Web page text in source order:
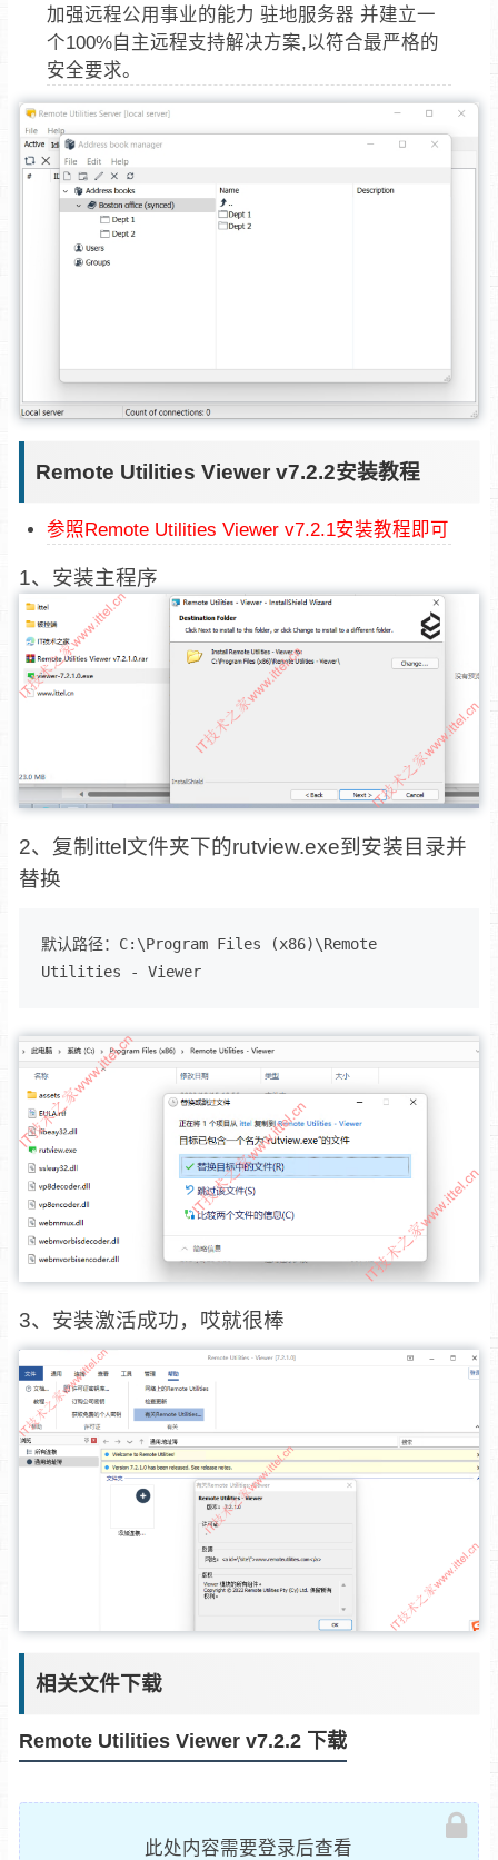
加强远程公用事业的能力 驻地服务器 并建立一
个100%自主远程支持解决方案,以符合最严格的
安全要求。
Remote Utilities Viewer v7.2.2安装教程
参照Remote Utilities Viewer v7.2.1安装教程即可
1、安装主程序
2、复制ittel文件夹下的rutview.exe到安装目录并
替换
默认路径：C:\Program Files (x86)\Remote
Utilities - Viewer
3、安装激活成功，哎就很棒
相关文件下载
Remote Utilities Viewer v7.2.2 下载
此处内容需要登录后查看